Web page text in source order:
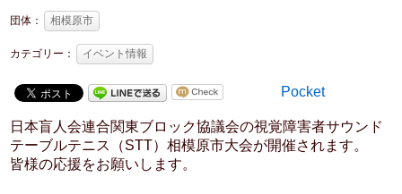
団体： 相模原市
カテゴリー： イベント情報
Pocket
日本盲人会連合関東ブロック協議会の視覚障害者サウンド
テーブルテニス（STT）相模原市大会が開催されます。
皆様の応援をお願いします。